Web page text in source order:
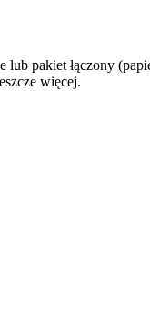
pakiet łączony
więcej.